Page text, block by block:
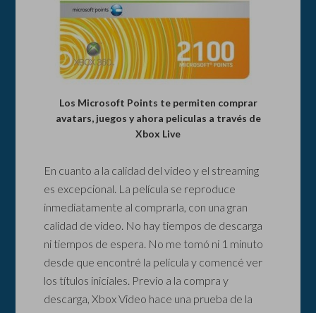
Los Microsoft Points te permiten comprar
avatars, juegos y ahora peliculas a través de
Xbox Live
En cuanto a la calidad del video y el streaming
es excepcional. La película se reproduce
inmediatamente al comprarla, con una gran
calidad de video. No hay tiempos de descarga
ni tiempos de espera. No me tomó ni 1 minuto
desde que encontré la película y comencé ver
los títulos iniciales. Previo a la compra y
descarga, Xbox Video hace una prueba de la